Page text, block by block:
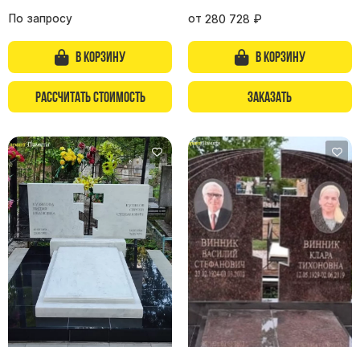
По запросу
В корзину
Рассчитать стоимость
от 280 728 ₽
В корзину
Заказать